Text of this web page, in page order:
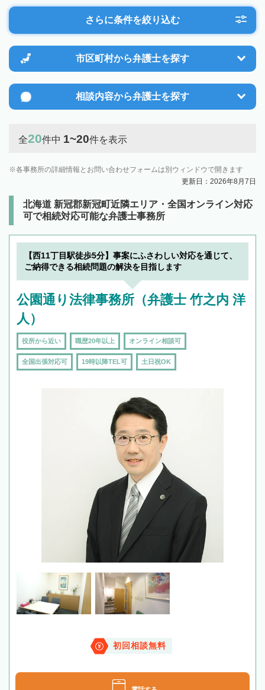
さらに条件を絞り込む
市区町村から弁護士を探す
相談内容から弁護士を探す
全20件中 1~20件を表示
各事務所の詳細情報とお問い合わせフォームは別ウィンドウで開きます
更新日：2026年8月7日
北海道 新冠郡新冠町近隣エリア・全国オンライン対応
可で相続対応可能な弁護士事務所
【西11丁目駅徒歩5分】事案にふさわしい対応を通じて、
ご納得できる相続問題の解決を目指します
公園通り法律事務所（弁護士 竹之内 洋
人）
役所から近い 職歴20年以上 オンライン相談可
全国出張対応可 19時以降TEL可 土日祝OK
初回相談無料